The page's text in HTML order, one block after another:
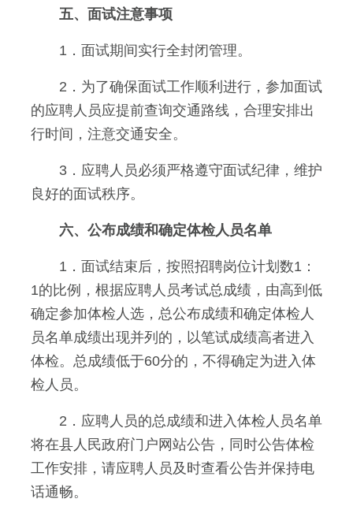
五、面试注意事项
1．面试期间实行全封闭管理。
2．为了确保面试工作顺利进行，参加面试
的应聘人员应提前查询交通路线，合理安排出
行时间，注意交通安全。
3．应聘人员必须严格遵守面试纪律，维护
良好的面试秩序。
六、公布成绩和确定体检人员名单
1．面试结束后，按照招聘岗位计划数1：
1的比例，根据应聘人员考试总成绩，由高到低
确定参加体检人选，总公布成绩和确定体检人
员名单成绩出现并列的，以笔试成绩高者进入
体检。总成绩低于60分的，不得确定为进入体
检人员。
2．应聘人员的总成绩和进入体检人员名单
将在县人民政府门户网站公告，同时公告体检
工作安排，请应聘人员及时查看公告并保持电
话通畅。